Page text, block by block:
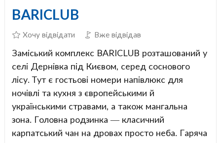
BARICLUB
Хочу відвідати Вже відвідав
Заміський комплекс BARICLUB розташований у
селі Дернівка під Києвом, серед соснового
лісу. Тут є гостьові номери напівлюкс для
ночівлі та кухня з європейськими й
українськими стравами, а також мангальна
зона. Головна родзинка — класичний
карпатський чан на дровах просто неба. Гаряча